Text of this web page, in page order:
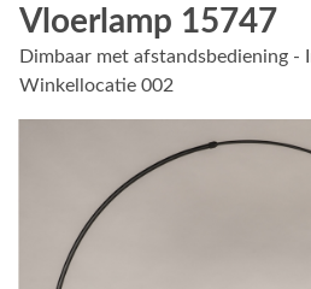
Vloerlamp 15747
Dimbaar met afstandsbediening -
Winkellocatie 002